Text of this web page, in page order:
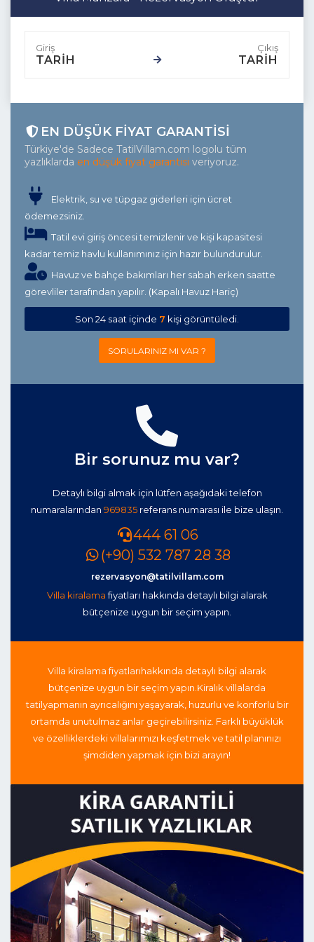
TARİH TARİH
EN DÜŞÜK FIYAT GARANTISI
Türkiye'de Sadece TatilVillam.com logolu tüm
yazlıklarda en düşük fiyat garantisi veriyoruz.
Elektrik, su ve tüpgaz giderleri için ücret
ödemezsiniz.
Tatil evi giriş öncesi temizlenir ve kişi kapasitesi
kadar temiz havlu kullanımınız için hazır bulundurulur.
Havuz ve bahçe bakımları her sabah erken saatte
görevliler tarafından yapılır. (Kapalı Havuz Hariç)
Son 24 saat içinde 7 kişi görüntüledi.
SORULARINIZ MI VAR ?
Bir sorunuz mu var?
Detaylı bilgi almak için lütfen aşağıdaki telefon
numaralarından 969835 referans numarası ile bize ulaşın.
444 61 06
(+90) 532 787 28 38
rezervasyon@tatilvillam.com
Villa kiralamafiyatları hakkında detaylı bilgi alarak
bütçenize uygun bir seçim yapın.
Villa kiralama fiyatlarıhakkında detaylı bilgi alarak
bütçenize uygun bir seçim yapın.Kiralık villalarda
tatilyapmanın ayrıcalığını yaşayarak, huzurlu ve konforlu bir
ortamda unutulmaz anlar geçirebilirsiniz. Farklı büyüklük
ve özelliklerdeki villalarımızı keşfetmek ve tatil planınızı
şimdiden yapmak için bizi arayın!